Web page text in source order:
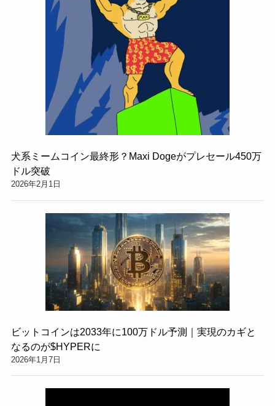
犬系ミームコイン最終形？Maxi Dogeがプレセール450万
ドル突破
2026年2月1日
ビットコインは2033年に100万ドル予測｜実現のカギと
なるのが$HYPERに
2026年1月7日